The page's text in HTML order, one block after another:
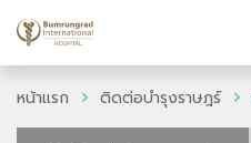
หน้าแรก ติดต่อบำรุงราษฎร์